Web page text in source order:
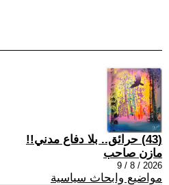
(43) حرائق.. بلا دفاع مدني!!
مازن صاحب
2026 / 8 / 9
مواضيع وابحاث سياسية